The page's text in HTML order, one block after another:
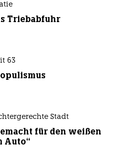
Triebabfuhr
63
Stadt
für den weißen
Auto“